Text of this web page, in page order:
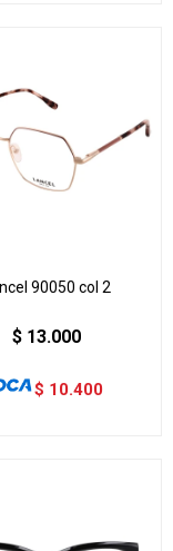
90050 col 2
$ 13.000
$ 10.400